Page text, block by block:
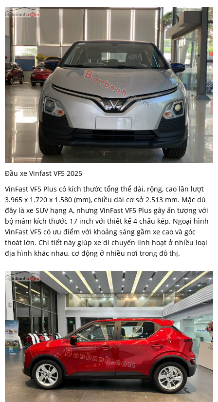
Đầu xe Vinfast VF5 2025
VinFast VF5 Plus có kích thước tổng thể dài, rộng, cao lần lượt
3.965 x 1.720 x 1.580 (mm), chiều dài cơ sở 2.513 mm. Mặc dù
đây là xe SUV hạng A, nhưng VinFast VF5 Plus gây ấn tượng với
bộ mâm kích thước 17 inch với thiết kế 4 chấu kép. Ngoại hình
VinFast VF5 có ưu điểm với khoảng sáng gầm xe cao và góc
thoát lớn. Chi tiết này giúp xe di chuyển linh hoạt ở nhiều loại
địa hình khác nhau, cơ động ở nhiều nơi trong đô thị.